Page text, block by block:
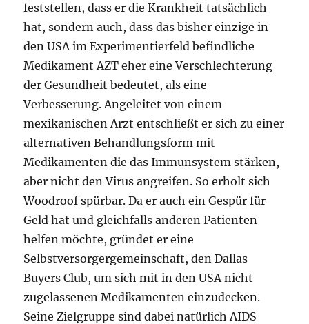
feststellen, dass er die Krankheit tatsächlich
hat, sondern auch, dass das bisher einzige in
den USA im Experimentierfeld befindliche
Medikament AZT eher eine Verschlechterung
der Gesundheit bedeutet, als eine
Verbesserung. Angeleitet von einem
mexikanischen Arzt entschließt er sich zu einer
alternativen Behandlungsform mit
Medikamenten die das Immunsystem stärken,
aber nicht den Virus angreifen. So erholt sich
Woodroof spürbar. Da er auch ein Gespür für
Geld hat und gleichfalls anderen Patienten
helfen möchte, gründet er eine
Selbstversorgergemeinschaft, den Dallas
Buyers Club, um sich mit in den USA nicht
zugelassenen Medikamenten einzudecken.
Seine Zielgruppe sind dabei natürlich AIDS